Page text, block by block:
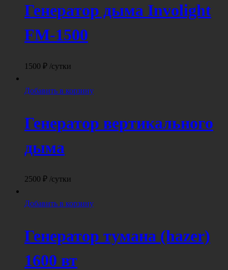
Генератор дыма Involight
FM-1500
1500 ₽ /сутки
Добавить в корзину
Генератор вертикального
дыма
2500 ₽ /сутки
Добавить в корзину
Генератор тумана (hazer)
1600 вт